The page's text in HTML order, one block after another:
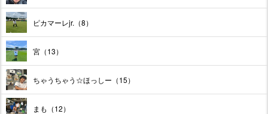
ピカマーレjr.（8）
宮（13）
ちゃうちゃう☆ほっしー（15）
まも（12）